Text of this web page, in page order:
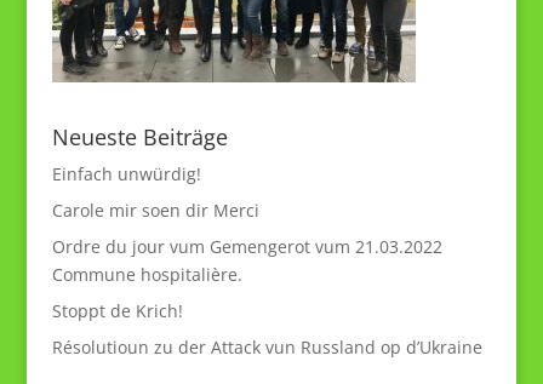
Neueste Beiträge
Einfach unwürdig!
Carole mir soen dir Merci
Ordre du jour vum Gemengerot vum 21.03.2022
Commune hospitalière.
Stoppt de Krich!
Résolutioun zu der Attack vun Russland op d’Ukraine